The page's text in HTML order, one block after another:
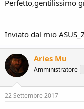
gergo povero
Perfetto,gentilissimo
Inviato dal mio
Aries Mu
Amministratore
22 Settembre 2017